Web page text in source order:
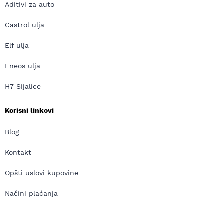
Aditivi za auto
Castrol ulja
Elf ulja
Eneos ulja
H7 Sijalice
Korisni linkovi
Blog
Kontakt
Opšti uslovi kupovine
Načini plaćanja